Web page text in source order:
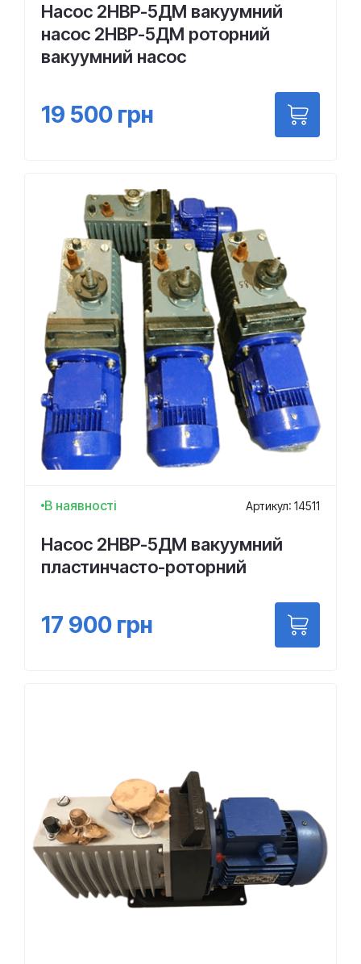
Насос 2НВР-5ДМ вакуумний
насос 2НВР-5ДМ роторний
вакуумний насос
19 500 грн
В наявності Артикул: 14511
Насос 2НВР-5ДМ вакуумний
пластинчасто-роторний
17 900 грн